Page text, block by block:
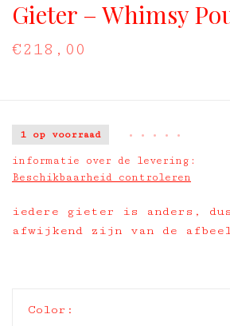
Gieter – Whimsy
€218,00
1 op voorraad • • • • •
informatie over de levering:
Beschikbaarheid controleren
iedere gieter is anders,
afwijkend zijn van de
Color: